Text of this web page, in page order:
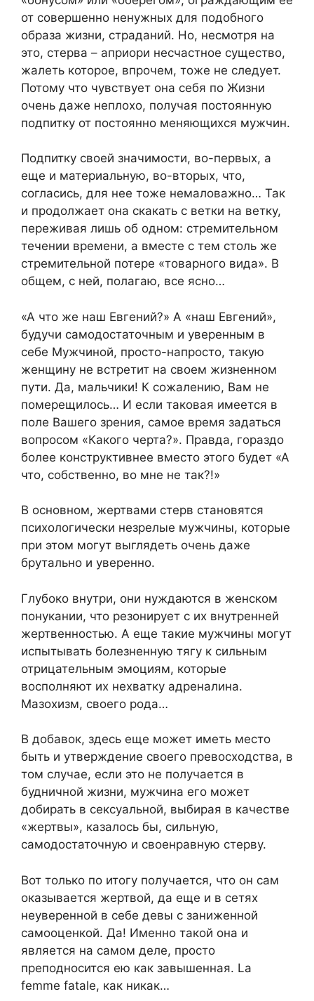
от совершенно ненужных для подобного
образа жизни, страданий. Но, несмотря на
это, стерва – априори несчастное существо,
жалеть которое, впрочем, тоже не следует.
Потому что чувствует она себя по Жизни
очень даже неплохо, получая постоянную
подпитку от постоянно меняющихся мужчин.
Подпитку своей значимости, во-первых, а
еще и материальную, во-вторых, что,
согласись, для нее тоже немаловажно… Так
и продолжает она скакать с ветки на ветку,
переживая лишь об одном: стремительном
течении времени, а вместе с тем столь же
стремительной потере «товарного вида». В
общем, с ней, полагаю, все ясно…
«А что же наш Евгений?» А «наш Евгений»,
будучи самодостаточным и уверенным в
себе Мужчиной, просто-напросто, такую
женщину не встретит на своем жизненном
пути. Да, мальчики! К сожалению, Вам не
померещилось… И если таковая имеется в
поле Вашего зрения, самое время задаться
вопросом «Какого черта?». Правда, гораздо
более конструктивнее вместо этого будет «А
что, собственно, во мне не так?!»
В основном, жертвами стерв становятся
психологически незрелые мужчины, которые
при этом могут выглядеть очень даже
брутально и уверенно.
Глубоко внутри, они нуждаются в женском
понукании, что резонирует с их внутренней
жертвенностью. А еще такие мужчины могут
испытывать болезненную тягу к сильным
отрицательным эмоциям, которые
восполняют их нехватку адреналина.
Мазохизм, своего рода…
В добавок, здесь еще может иметь место
быть и утверждение своего превосходства, в
том случае, если это не получается в
будничной жизни, мужчина его может
добирать в сексуальной, выбирая в качестве
«жертвы», казалось бы, сильную,
самодостаточную и своенравную стерву.
Вот только по итогу получается, что он сам
оказывается жертвой, да еще и в сетях
неуверенной в себе девы с заниженной
самооценкой. Да! Именно такой она и
является на самом деле, просто
преподносится ею как завышенная. La
femme fatale, как никак…